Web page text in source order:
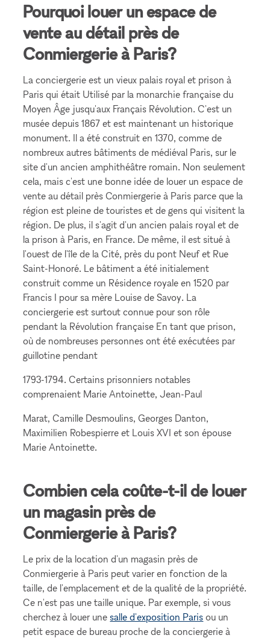
Pourquoi louer un espace de
vente au détail près de
Conmiergerie à Paris?
La conciergerie est un vieux palais royal et prison à
Paris qui était Utilisé par la monarchie française du
Moyen Âge jusqu'aux Français Révolution. C'est un
musée depuis 1867 et est maintenant un historique
monument. Il a été construit en 1370, comme de
nombreux autres bâtiments de médiéval Paris, sur le
site d'un ancien amphithéâtre romain. Non seulement
cela, mais c'est une bonne idée de louer un espace de
vente au détail près Conmiergerie à Paris parce que la
région est pleine de touristes et de gens qui visitent la
région. De plus, il s'agit d'un ancien palais royal et de
la prison à Paris, en France. De même, il est situé à
l'ouest de l'île de la Cité, près du pont Neuf et Rue
Saint-Honoré. Le bâtiment a été initialement
construit comme un Résidence royale en 1520 par
Francis I pour sa mère Louise de Savoy. La
conciergerie est surtout connue pour son rôle
pendant la Révolution française En tant que prison,
où de nombreuses personnes ont été exécutées par
guillotine pendant
1793-1794. Certains prisonniers notables
comprenaient Marie Antoinette, Jean-Paul
Marat, Camille Desmoulins, Georges Danton,
Maximilien Robespierre et Louis XVI et son épouse
Marie Antoinette.
Combien cela coûte-t-il de louer
un magasin près de
Conmiergerie à Paris?
Le prix de la location d'un magasin près de
Conmiergerie à Paris peut varier en fonction de la
taille, de l'emplacement et de la qualité de la propriété.
Ce n'est pas une taille unique. Par exemple, si vous
cherchez à louer unesalle d'exposition Paris ou un
petit espace de bureau proche de la conciergerie à